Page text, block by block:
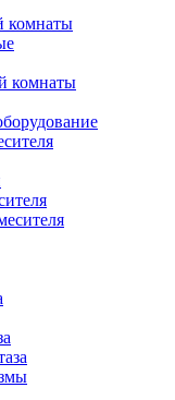
комнаты
комнаты